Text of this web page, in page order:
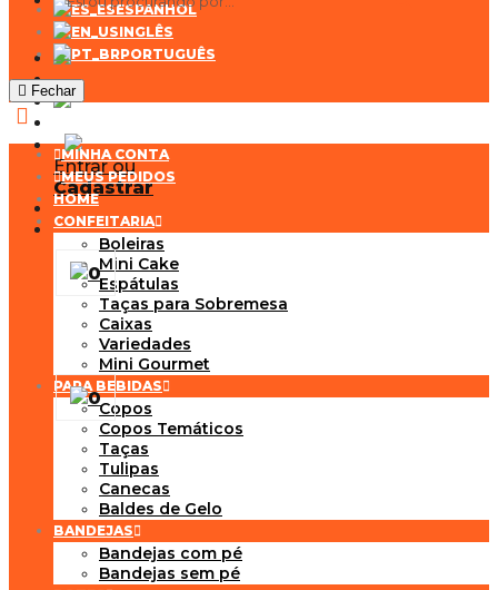
Entrar ou
Cadastrar
0
0
ESPANHOL
INGLÊS
PORTUGUÊS
Fechar
MINHA CONTA
MEUS PEDIDOS
HOME
CONFEITARIA
Boleiras
Mini Cake
Espátulas
Taças para Sobremesa
Caixas
Variedades
Mini Gourmet
PARA BEBIDAS
Copos
Copos Temáticos
Taças
Tulipas
Canecas
Baldes de Gelo
BANDEJAS
Bandejas com pé
Bandejas sem pé